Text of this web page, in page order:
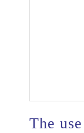
The